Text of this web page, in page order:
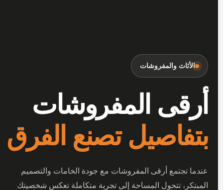
الأثاث والمفروشات
أرقى المفروشات
بتفاصيل تصنع الفرق
عندما تجتمع أرقى المفروشات مع جودة الخامات والتصميم
المبتكر، تتحول المساحة إلى تجربة متكاملة تعكس شخصيتك